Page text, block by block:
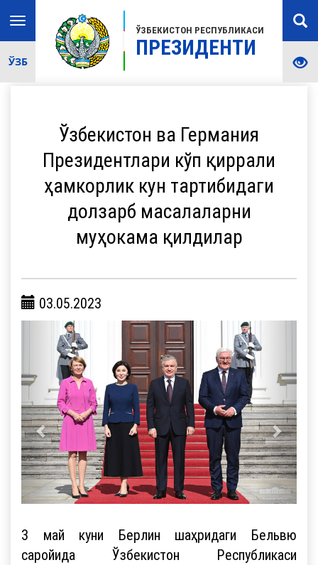
ЎЗБЕКИСТОН РЕСПУБЛИКАСИ
ПРЕЗИДЕНТИ
Toggle
navigation
ЎЗБ
Ўзбекистон ва Германия
Президентлари кўп қиррали
ҳамкорлик кун тартибидаги
долзарб масалаларни
муҳокама қилдилар
03.05.2023
3 май куни Берлин шаҳридаги Бельвю
саройида Ўзбекистон Республикаси